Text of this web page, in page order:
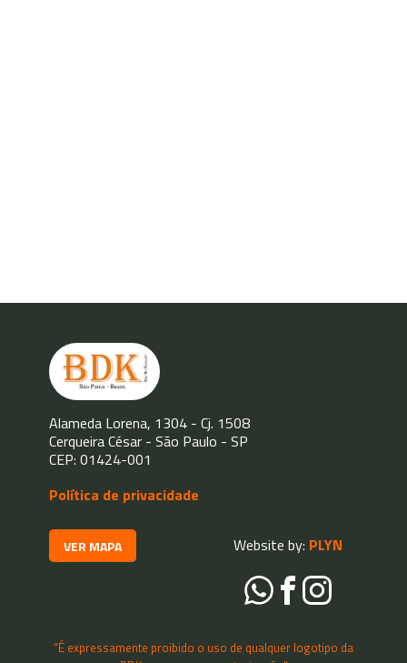
Alameda Lorena, 1304 - Cj. 1508
Cerqueira César - São Paulo - SP
CEP: 01424-001
Política de privacidade
VER MAPA Website by: PLYN
“É expressamente proibido o uso de qualquer logotipo da